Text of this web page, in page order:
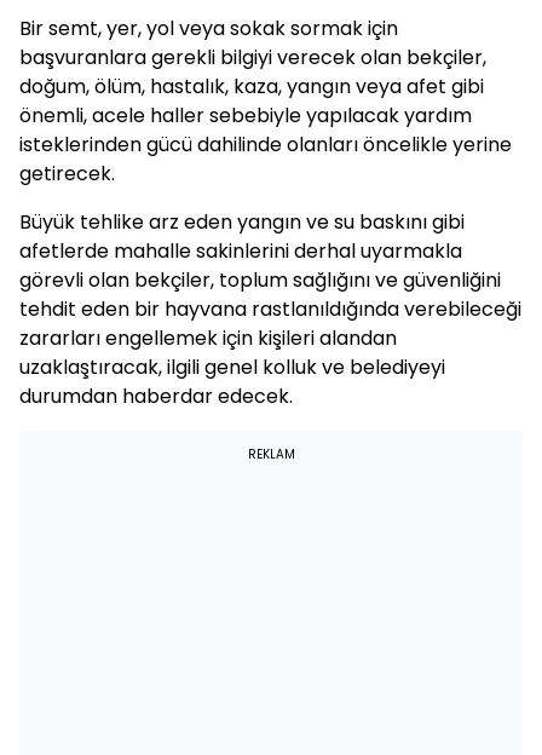
Bir semt, yer, yol veya sokak sormak için
başvuranlara gerekli bilgiyi verecek olan bekçiler,
doğum, ölüm, hastalık, kaza, yangın veya afet gibi
önemli, acele haller sebebiyle yapılacak yardım
isteklerinden gücü dahilinde olanları öncelikle yerine
getirecek.
Büyük tehlike arz eden yangın ve su baskını gibi
afetlerde mahalle sakinlerini derhal uyarmakla
görevli olan bekçiler, toplum sağlığını ve güvenliğini
tehdit eden bir hayvana rastlanıldığında verebileceği
zararları engellemek için kişileri alandan
uzaklaştıracak, ilgili genel kolluk ve belediyeyi
durumdan haberdar edecek.
REKLAM